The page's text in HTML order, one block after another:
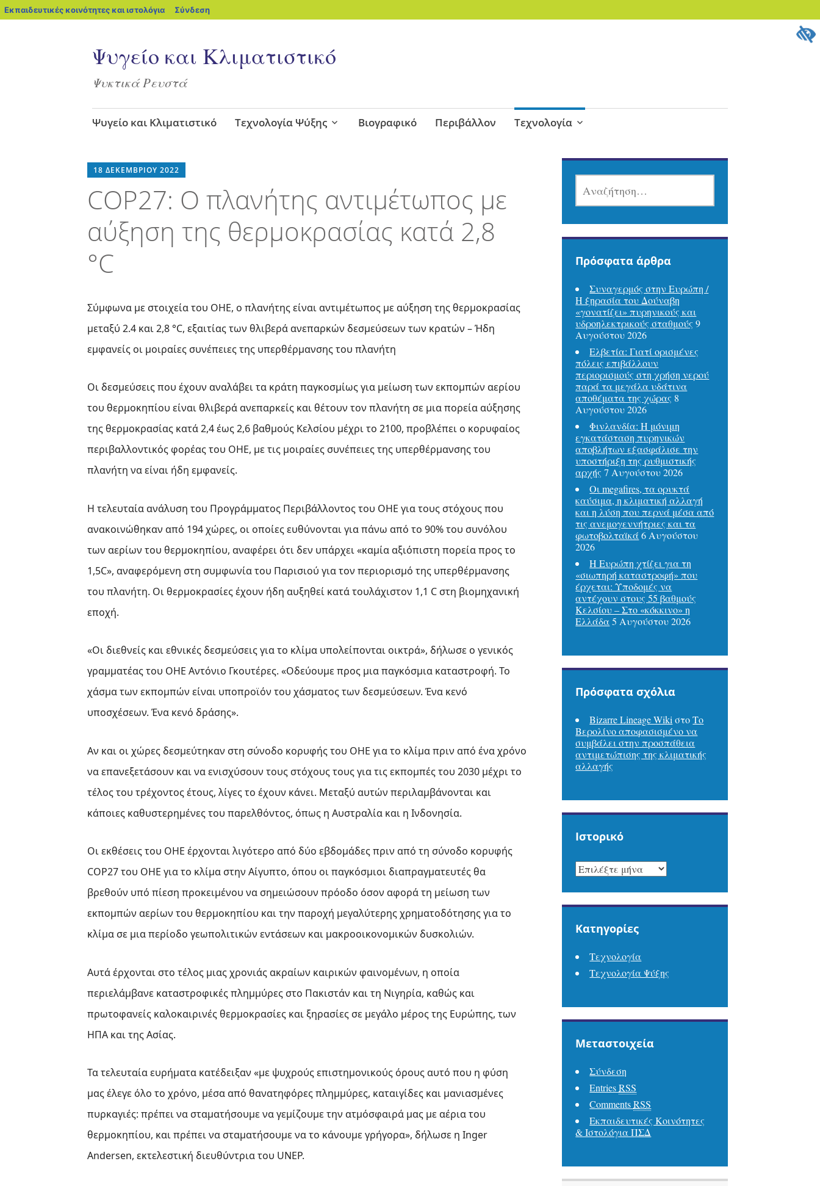
Εκπαιδευτικές κοινότητες και ιστολόγια blogs.sch.gr
Σύνδεση
Ψυγείο και Κλιματιστικό
Ψυκτικά Ρευστά
Μετάβαση
στο
Ψυγείο και Κλιματιστικό Τεχνολογία Ψύξης Βιογραφικό Περιβάλλον Τεχνολογία
18 ΔΕΚΕΜΒΡΊΟΥ 2022
COP27: Ο πλανήτης αντιμέτωπος με
αύξηση της θερμοκρασίας κατά 2,8
°C
Σύμφωνα με στοιχεία του ΟΗΕ, ο πλανήτης είναι αντιμέτωπος με αύξηση της θερμοκρασίας
μεταξύ 2.4 και 2,8 °C, εξαιτίας των θλιβερά ανεπαρκών δεσμεύσεων των κρατών – Ήδη
εμφανείς οι μοιραίες συνέπειες της υπερθέρμανσης του πλανήτη
Οι δεσμεύσεις που έχουν αναλάβει τα κράτη παγκοσμίως για μείωση των εκπομπών αερίου
του θερμοκηπίου είναι θλιβερά ανεπαρκείς και θέτουν τον πλανήτη σε μια πορεία αύξησης
της θερμοκρασίας κατά 2,4 έως 2,6 βαθμούς Κελσίου μέχρι το 2100, προβλέπει ο κορυφαίος
περιβαλλοντικός φορέας του ΟΗΕ, με τις μοιραίες συνέπειες της υπερθέρμανσης του
πλανήτη να είναι ήδη εμφανείς.
Η τελευταία ανάλυση του Προγράμματος Περιβάλλοντος του ΟΗΕ για τους στόχους που
ανακοινώθηκαν από 194 χώρες, οι οποίες ευθύνονται για πάνω από το 90% του συνόλου
των αερίων του θερμοκηπίου, αναφέρει ότι δεν υπάρχει «καμία αξιόπιστη πορεία προς το
1,5C», αναφερόμενη στη συμφωνία του Παρισιού για τον περιορισμό της υπερθέρμανσης
του πλανήτη. Οι θερμοκρασίες έχουν ήδη αυξηθεί κατά τουλάχιστον 1,1 C στη βιομηχανική
εποχή.
«Οι διεθνείς και εθνικές δεσμεύσεις για το κλίμα υπολείπονται οικτρά», δήλωσε ο γενικός
γραμματέας του ΟΗΕ Αντόνιο Γκουτέρες. «Οδεύουμε προς μια παγκόσμια καταστροφή. Το
χάσμα των εκπομπών είναι υποπροϊόν του χάσματος των δεσμεύσεων. Ένα κενό
υποσχέσεων. Ένα κενό δράσης».
Αν και οι χώρες δεσμεύτηκαν στη σύνοδο κορυφής του ΟΗΕ για το κλίμα πριν από ένα χρόνο
να επανεξετάσουν και να ενισχύσουν τους στόχους τους για τις εκπομπές του 2030 μέχρι το
τέλος του τρέχοντος έτους, λίγες το έχουν κάνει. Μεταξύ αυτών περιλαμβάνονται και
κάποιες καθυστερημένες του παρελθόντος, όπως η Αυστραλία και η Ινδονησία.
Οι εκθέσεις του ΟΗΕ έρχονται λιγότερο από δύο εβδομάδες πριν από τη σύνοδο κορυφής
COP27 του ΟΗΕ για το κλίμα στην Αίγυπτο, όπου οι παγκόσμιοι διαπραγματευτές θα
βρεθούν υπό πίεση προκειμένου να σημειώσουν πρόοδο όσον αφορά τη μείωση των
εκπομπών αερίων του θερμοκηπίου και την παροχή μεγαλύτερης χρηματοδότησης για το
κλίμα σε μια περίοδο γεωπολιτικών εντάσεων και μακροοικονομικών δυσκολιών.
Αυτά έρχονται στο τέλος μιας χρονιάς ακραίων καιρικών φαινομένων, η οποία
περιελάμβανε καταστροφικές πλημμύρες στο Πακιστάν και τη Νιγηρία, καθώς και
πρωτοφανείς καλοκαιρινές θερμοκρασίες και ξηρασίες σε μεγάλο μέρος της Ευρώπης, των
ΗΠΑ και της Ασίας.
Τα τελευταία ευρήματα κατέδειξαν «με ψυχρούς επιστημονικούς όρους αυτό που η φύση
μας έλεγε όλο το χρόνο, μέσα από θανατηφόρες πλημμύρες, καταιγίδες και μανιασμένες
πυρκαγιές: πρέπει να σταματήσουμε να γεμίζουμε την ατμόσφαιρά μας με αέρια του
θερμοκηπίου, και πρέπει να σταματήσουμε να το κάνουμε γρήγορα», δήλωσε η Inger
Andersen, εκτελεστική διευθύντρια του UNEP.
ΓΙΑ:
Πρόσφατα άρθρα
Συναγερμός στην Ευρώπη /
Η ξηρασία του Δούναβη
«γονατίζει» πυρηνικούς και
υδροηλεκτρικούς σταθμούς 9
Αυγούστου 2026
Ελβετία: Γιατί ορισμένες
πόλεις επιβάλλουν
περιορισμούς στη χρήση νερού
παρά τα μεγάλα υδάτινα
αποθέματα της χώρας 8
Αυγούστου 2026
Φινλανδία: Η μόνιμη
εγκατάσταση πυρηνικών
αποβλήτων εξασφάλισε την
υποστήριξη της ρυθμιστικής
αρχής 7 Αυγούστου 2026
Οι megafires, τα ορυκτά
καύσιμα, η κλιματική αλλαγή
και η λύση που περνά μέσα από
τις ανεμογεννήτριες και τα
φωτοβολταϊκά 6 Αυγούστου
2026
Η Ευρώπη χτίζει για τη
«σιωπηρή καταστροφή» που
έρχεται: Υποδομές να
αντέχουν στους 55 βαθμούς
Κελσίου – Στο «κόκκινο» η
Ελλάδα 5 Αυγούστου 2026
Πρόσφατα σχόλια
Bizarre Lineage Wiki στοΤο
Βερολίνο αποφασισμένο να
συμβάλει στην προσπάθεια
αντιμετώπισης της κλιματικής
αλλαγής
Ιστορικό
ΙΣΤΟΡΙΚΌ
Kατηγορίες
Τεχνολογία
Τεχνολογία Ψύξης
Μεταστοιχεία
Σύνδεση
EntriesRSS
CommentsRSS
Εκπαιδευτικές Κοινότητες
& Ιστολόγια ΠΣΔ